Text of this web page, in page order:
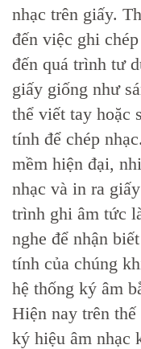
nhạc trên giấy.
đến việc ghi
đến quá trình tư
giấy giống như
thể viết tay hoặc
tính để chép
mềm hiện đại,
nhạc và in ra
trình ghi âm tức
nghe để nhận
tính của chúng
hệ thống ký âm
Hiện nay trên
ký hiệu âm nhạc